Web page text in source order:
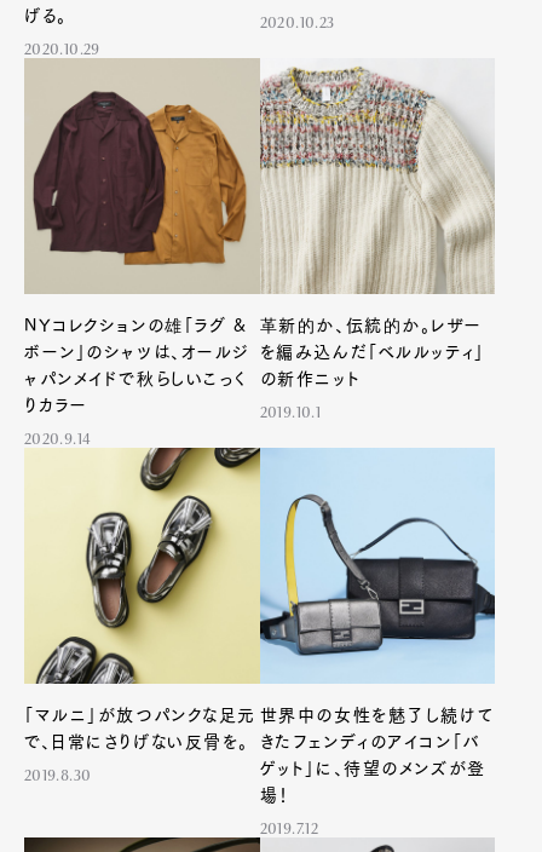
Fashion
Cars
げる。
2020.10.29
2020.10.23
NYコレクションの雄「ラグ &
ボーン」のシャツは、オールジ
ャパンメイドで秋らしいこっく
りカラー
2020.9.14
革新的か、伝統的か。レザー
を編み込んだ「ベルルッティ」
の新作ニット
2019.10.1
「マルニ」が放つパンクな足元
で、日常にさりげない反骨を。
2019.8.30
世界中の女性を魅了し続けて
きたフェンディのアイコン「バ
ゲット」に、待望のメンズが登
場！
2019.7.12